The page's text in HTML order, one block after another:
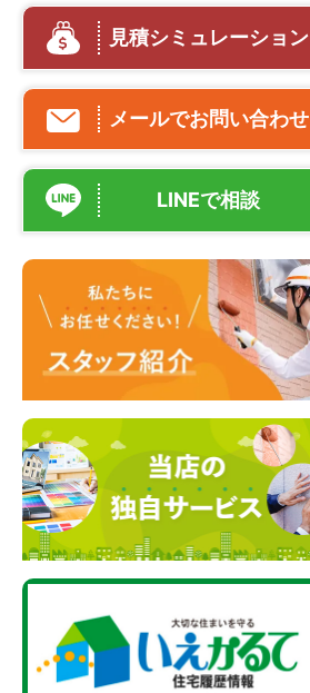
見積シミュレーション
メールでお問い合わせ
LINEで相談